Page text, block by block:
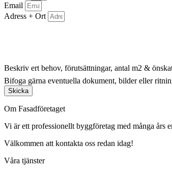
Email
Adress + Ort
Beskriv ert behov, förutsättningar, antal m2 &
Bifoga gärna eventuella dokument, bilder eller
Skicka
Om Fasadföretaget
Vi är ett professionellt byggföretag med många års
Välkommen att kontakta oss redan idag!
Våra tjänster